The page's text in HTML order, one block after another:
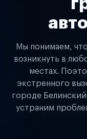
Мы понимаем,
возникнуть в
местах.
экстренного
городе
устраним